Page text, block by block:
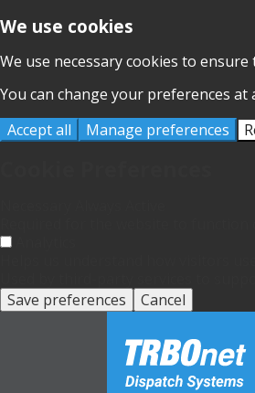
We use cookies
We use necessary cookies to
You can change your preferences at
Accept all
Manage preferences
Save preferences
Cancel